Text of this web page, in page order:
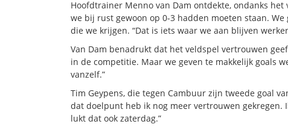
Hoofdtrainer Menno van Dam ontdekte, ondanks
we bij rust gewoon op 0-3 hadden moeten staan.
die we krijgen. “Dat is iets waar we aan blijven
Van Dam benadrukt dat het veldspel vertrouwen
in de competitie. Maar we geven te makkelijk goals
vanzelf.”
Tim Geypens, die tegen Cambuur zijn tweede goal
dat doelpunt heb ik nog meer vertrouwen
lukt dat ook zaterdag.”